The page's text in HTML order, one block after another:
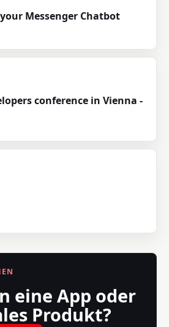
Messenger Chatbot
conference in Vienna -
eine App oder
Produkt?